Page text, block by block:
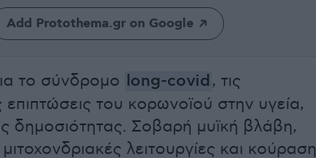
Add Protothema.gr on Google
το σύνδρομο long-covid , τις
του κορωνοϊού στην υγεία,
δημοσιότητας. Σοβαρή μυϊκή βλάβη,
λειτουργίες και κούραση